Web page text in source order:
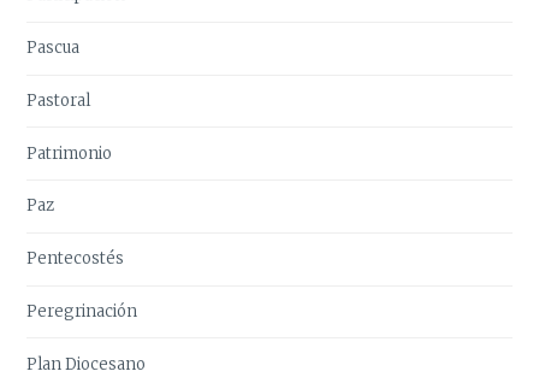
Pascua
Pastoral
Patrimonio
Paz
Pentecostés
Peregrinación
Plan Diocesano